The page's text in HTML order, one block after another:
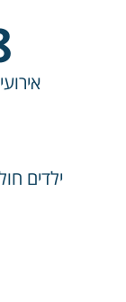
ילדים